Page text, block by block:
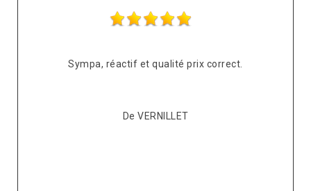
Après plusieurs devis réalisés auprès de différents